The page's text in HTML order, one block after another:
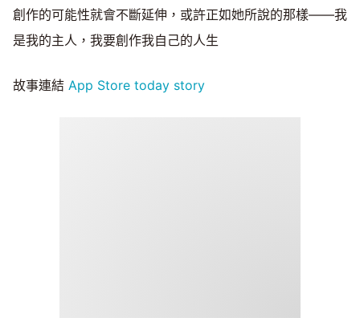
創作的可能性就會不斷延伸，或許正如她所說的那樣——我
是我的主人，我要創作我自己的人生
故事連結 App Store today story